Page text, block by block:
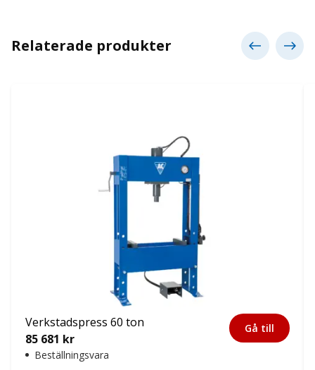
Relaterade produkter
Verkstadspress 60 ton
85 681 kr
Beställningsvara
Gå till